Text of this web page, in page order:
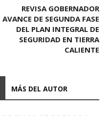
REVISA GOBERNADOR
AVANCE DE SEGUNDA FASE
DEL PLAN INTEGRAL DE
SEGURIDAD EN TIERRA
CALIENTE
MÁS DEL AUTOR